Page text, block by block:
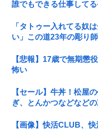
誰でもできる仕事して
「タトゥー入れてる奴
い」この道23年の彫り
【悲報】17歳で無期懲
怖い
【セール】牛丼！松屋
ぎ、とんかつなどなど
【画像】快活CLUB、